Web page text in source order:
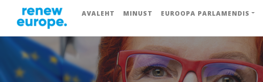
AVALEHT MINUST EUROOPA PARLAMENDIS